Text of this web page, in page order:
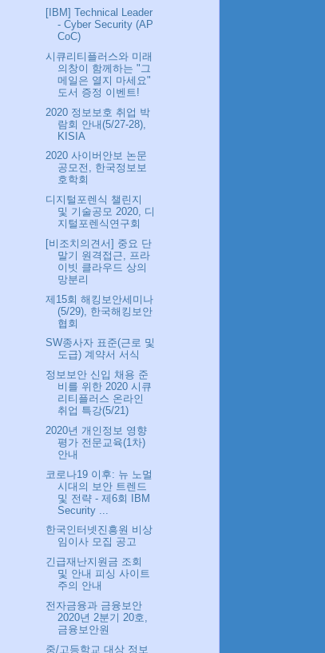
[IBM] Technical Leader
- Cyber Security (AP
CoC)
시큐리티플러스와 미래
의창이 함께하는 "그
메일은 열지 마세요"
도서 증정 이벤트!
2020 정보보호 취업 박
람회 안내(5/27-28),
KISIA
2020 사이버안보 논문
공모전, 한국정보보
호학회
디지털포렌식 챌린지
및 기술공모 2020, 디
지털포렌식연구회
[비조치의견서] 중요 단
말기 원격접근, 프라
이빗 클라우드 상의
망분리
제15회 해킹보안세미나
(5/29), 한국해킹보안
협회
SW종사자 표준(근로 및
도급) 계약서 서식
정보보안 신입 채용 준
비를 위한 2020 시큐
리티플러스 온라인
취업 특강(5/21)
2020년 개인정보 영향
평가 전문교육(1차)
안내
코로나19 이후: 뉴 노멀
시대의 보안 트렌드
및 전략 - 제6회 IBM
Security ...
한국인터넷진흥원 비상
임이사 모집 공고
긴급재난지원금 조회
및 안내 피싱 사이트
주의 안내
전자금융과 금융보안
2020년 2분기 20호,
금융보안원
중/고등학교 대상 정보